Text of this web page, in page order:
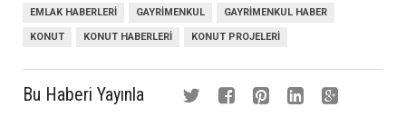
EMLAK HABERLERI GAYRIMENKUL GAYRIMENKUL HABER
KONUT KONUT HABERLERI KONUT PROJELERI
Bu Haberi Yayınla